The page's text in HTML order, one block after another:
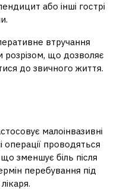
або інші гострі
втручання
розрізом, що дозволяє
до звичного життя.
малоінвазивні
операції проводяться
зменшує біль після
перебування під